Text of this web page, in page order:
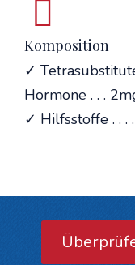
Komposition
✓
Hormone . . .
✓ Hilfsstoffe . . . .